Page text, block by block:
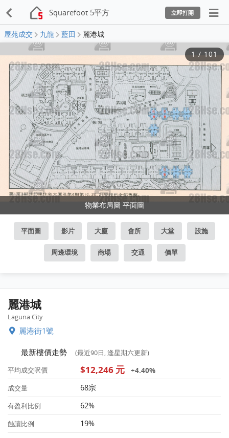
Squarefoot 5平方 立即打開
屋苑成交 九龍 藍田 麗港城
物業布局圖 平面圖
1 / 101
平面圖 影片 大廈 會所 大堂 設施
周邊環境 商場 交通 價單
麗港城
Laguna City
麗港街1號
最新樓價走勢
(最近90日, 逢星期六更新)
平均成交呎價
$12,246 元 +4.40%
成交量 68宗
有盈利比例 62%
蝕讓比例 19%